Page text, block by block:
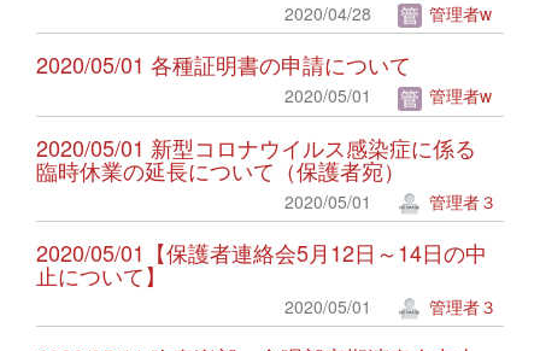
2020/04/28 管理者w
2020/05/01 各種証明書の申請について
2020/05/01 管理者w
2020/05/01 新型コロナウイルス感染症に係る
臨時休業の延長について（保護者宛）
2020/05/01 管理者３
2020/05/01【保護者連絡会5月12日～14日の中
止について】
2020/05/01 管理者３